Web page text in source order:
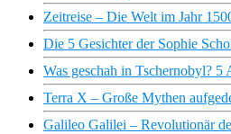
Zeitreise – Die Welt im Jahr
Die 5 Gesichter der Sophie
Was geschah in Tschernobyl? 5
Terra X – Große Mythen
Galileo Galilei – Revolutionär